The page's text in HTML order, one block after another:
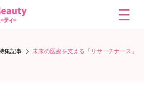
集記事 未来の医療を支える「リサーチナース」